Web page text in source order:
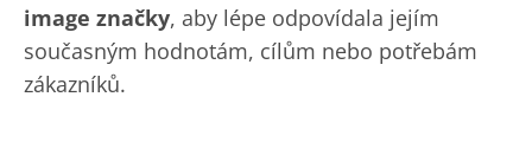
image značky, aby lépe odpovídala jejím
současným hodnotám, cílům nebo potřebám
zákazníků.